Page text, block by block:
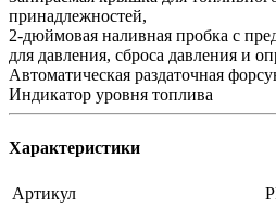
принадлежностей,
2-дюймовая наливная пробка с
для давления, сброса давления и
Автоматическая раздаточная
Индикатор уровня топлива
Характеристики
Артикул